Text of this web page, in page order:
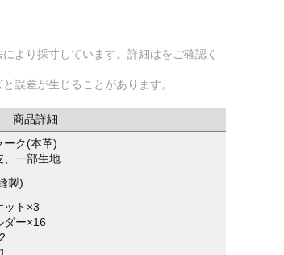
より採寸しています。詳細はをご確認く
誤差が生じることがあります。
商品詳細
ーク(本革)
、一部生地
製)
ット×3
ダー×16